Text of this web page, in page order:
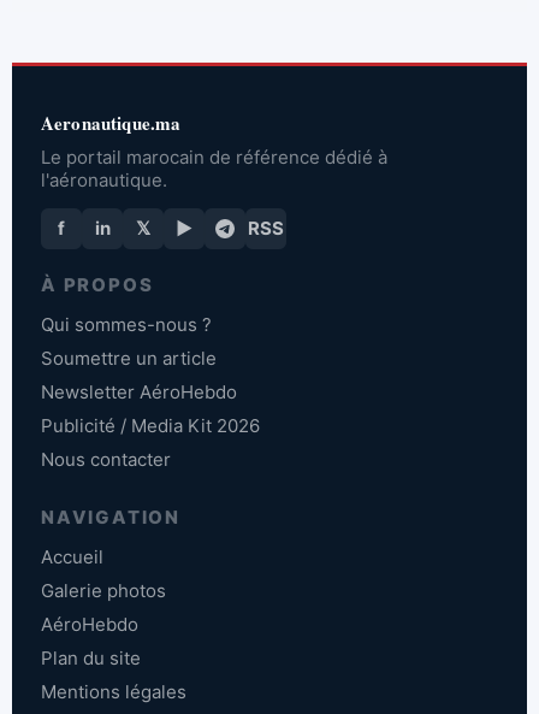
Aeronautique.ma
Le portail marocain de référence dédié à
l'aéronautique.
f in 𝕏 ▶ RSS
À PROPOS
Qui sommes-nous ?
Soumettre un article
Newsletter AéroHebdo
Publicité / Media Kit 2026
Nous contacter
NAVIGATION
Accueil
Galerie photos
AéroHebdo
Plan du site
Mentions légales